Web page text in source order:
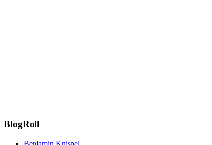
BlogRoll
Benjamin Knispel